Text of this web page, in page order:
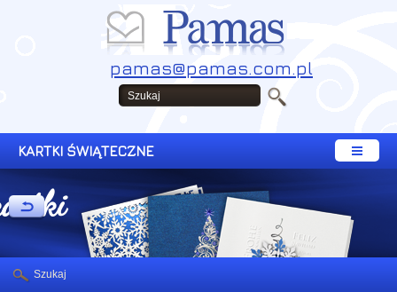
pamas@pamas.com.pl
KARTKI ŚWIĄTECZNE
Szukaj